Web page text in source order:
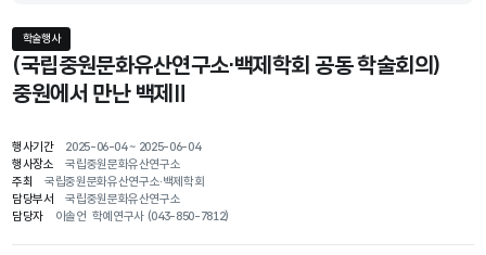
학술행사
(국립중원문화유산연구소·백제학회 공동 학술회의)
중원에서 만난 백제Ⅱ
행사기간
2025-06-04 ~ 2025-06-04
행사장소
국립중원문화유산연구소
주최
국립중원문화유산연구소·백제학회
담당부서
국립중원문화유산연구소
담당자
이솔언 학예연구사 (043-850-7812)